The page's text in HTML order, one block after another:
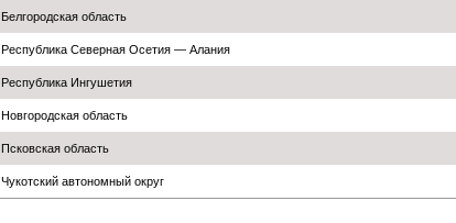
Белгородская область
Республика Северная Осетия — Алания
Республика Ингушетия
Новгородская область
Псковская область
Чукотский автономный округ